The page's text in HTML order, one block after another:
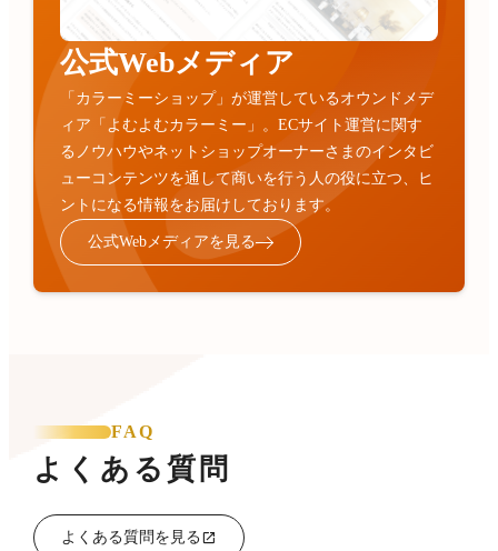
公式Webメディア
「カラーミーショップ」が運営しているオウンドメデ
ィア「よむよむカラーミー」。ECサイト運営に関す
るノウハウやネットショップオーナーさまのインタビ
ューコンテンツを通して商いを行う人の役に立つ、ヒ
ントになる情報をお届けしております。
公式Webメディアを見る
FAQ
よくある質問
よくある質問を見る